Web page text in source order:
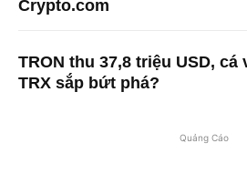
Crypto.com
TRON thu 37,8 triệu USD,
TRX sắp bứt phá?
Quảng Cáo